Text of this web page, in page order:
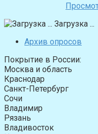
Загрузка ...
Архив опросов
Покрытие в России:
Москва и область
Краснодар
Санкт-Петербург
Сочи
Владимир
Рязань
Владивосток